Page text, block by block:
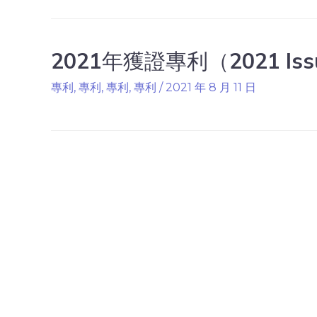
2021年獲證專利（2021
專利, 專利, 專利, 專利 / 2021 年 8 月 11 日